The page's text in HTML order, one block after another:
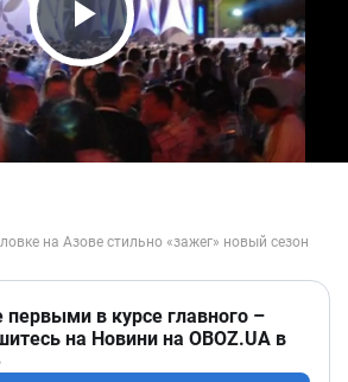
Play Video
первыми в курсе главного –
на Новини на OBOZ.UA в